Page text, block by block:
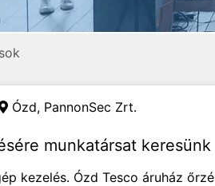
Ózd, PannonSec Zrt.
munkatársat keresünk
kezelés. Ózd Tesco áruház